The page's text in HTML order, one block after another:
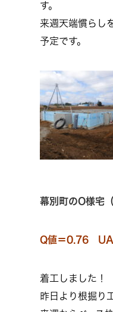
す。
来週天端慣らし
予定です。
幕別町のO様宅
Q値＝0.76
着工しました！
昨日より根掘り